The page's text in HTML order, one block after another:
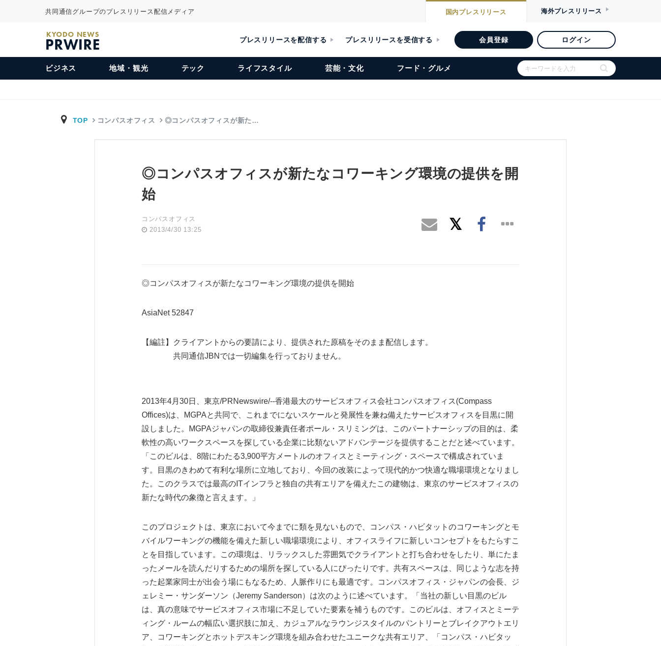
共同通信グループのプレスリリース配信メディア 国内プレスリリース 海外プレスリリース
KYODO NEWS
PRWIRE プレスリリースを配信する プレスリリースを受信する 会員登録 ログイン
ビジネス 地域・観光 テック ライフスタイル 芸能・文化 フード・グルメ
TOP コンパスオフィス ◎コンパスオフィスが新た…
◎コンパスオフィスが新たなコワーキング環境の提供を開
始
コンパスオフィス
2013/4/30 13:25
◎コンパスオフィスが新たなコワーキング環境の提供を開始
AsiaNet 52847
【編註】クライアントからの要請により、提供された原稿をそのまま配信します。
共同通信JBNでは一切編集を行っておりません。
2013年4月30日、東京/PRNewswire/--香港最大のサービスオフィス会社コンパスオフィス(Compass
Offices)は、MGPAと共同で、これまでにないスケールと発展性を兼ね備えたサービスオフィスを目黒に開
設しました。MGPAジャパンの取締役兼責任者ポール・スリミングは、このパートナーシップの目的は、柔
軟性の高いワークスペースを探している企業に比類ないアドバンテージを提供することだと述べています。
「このビルは、8階にわたる3,900平方メートルのオフィスとミーティング・スペースで構成されていま
す。目黒のきわめて有利な場所に立地しており、今回の改装によって現代的かつ快適な職場環境となりまし
た。このクラスでは最高のITインフラと独自の共有エリアを備えたこの建物は、東京のサービスオフィスの
新たな時代の象徴と言えます。」
このプロジェクトは、東京において今までに類を見ないもので、コンパス・ハビタットのコワーキングとモ
バイルワーキングの機能を備えた新しい職場環境により、オフィスライフに新しいコンセプトをもたらすこ
とを目指しています。この環境は、リラックスした雰囲気でクライアントと打ち合わせをしたり、単にたま
ったメールを読んだりするための場所を探している人にぴったりです。共有スペースは、同じような志を持
った起業家同士が出会う場にもなるため、人脈作りにも最適です。コンパスオフィス・ジャパンの会長、ジ
ェレミー・サンダーソン（Jeremy Sanderson）は次のように述べています。「当社の新しい目黒のビル
は、真の意味でサービスオフィス市場に不足していた要素を補うものです。このビルは、オフィスとミーテ
ィング・ルームの幅広い選択肢に加え、カジュアルなラウンジスタイルのパントリーとブレイクアウトエリ
ア、コワーキングとホットデスキング環境を組み合わせたユニークな共有エリア、「コンパス・ハビタッ